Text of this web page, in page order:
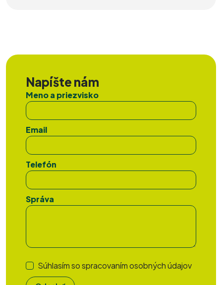
Napíšte nám
Meno a priezvisko
Email
Telefón
Správa
Súhlasím sospracovaním osobných údajov